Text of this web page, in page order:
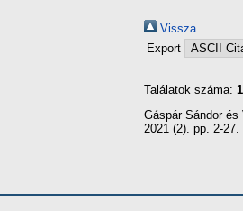
Vissza
Export
Találatok száma: 1
Gáspár Sándorés
2021 (2). pp. 2-